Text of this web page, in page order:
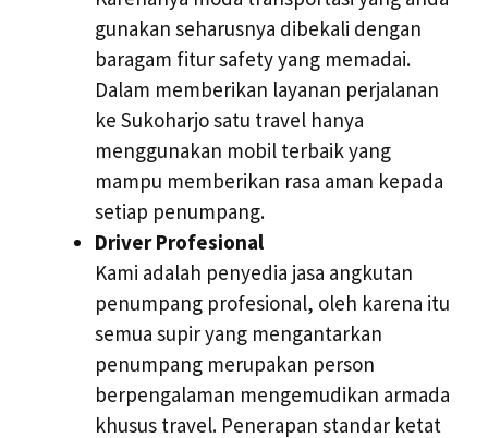
gunakan seharusnya dibekali dengan
baragam fitur safety yang memadai.
Dalam memberikan layanan perjalanan
ke Sukoharjo satu travel hanya
menggunakan mobil terbaik yang
mampu memberikan rasa aman kepada
setiap penumpang.
Driver Profesional
Kami adalah penyedia jasa angkutan
penumpang profesional, oleh karena itu
semua supir yang mengantarkan
penumpang merupakan person
berpengalaman mengemudikan armada
khusus travel. Penerapan standar ketat